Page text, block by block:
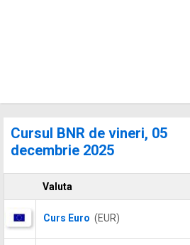
Cursul BNR de vineri, 05
decembrie 2025
Valuta
Curs Euro (EUR)